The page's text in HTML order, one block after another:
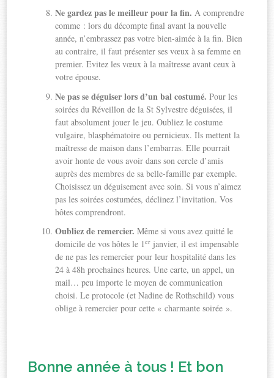
Ne gardez pas le meilleur pour la fin.A comprendre
comme : lors du décompte final avant la nouvelle
année, n’embrassez pas votre bien-aimée à la fin. Bien
au contraire, il faut présenter ses vœux à sa femme en
premier. Evitez les vœux à la maîtresse avant ceux à
votre épouse.
Ne pas se déguiser lors d’un bal costumé. Pour les
soirées du Réveillon de la St Sylvestre déguisées, il
faut absolument jouer le jeu. Oubliez le costume
vulgaire, blasphématoire ou pernicieux. Ils mettent la
maîtresse de maison dans l’embarras. Elle pourrait
avoir honte de vous avoir dans son cercle d’amis
auprès des membres de sa belle-famille par exemple.
Choisissez un déguisement avec soin. Si vous n’aimez
pas les soirées costumées, déclinez l’invitation. Vos
hôtes comprendront.
Oubliez de remercier. Même si vous avez quitté le
domicile de vos hôtes le 1er janvier, il est impensable
de ne pas les remercier pour leur hospitalité dans les
24 à 48h prochaines heures. Une carte, un appel, un
mail… peu importe le moyen de communication
choisi. Le protocole (et Nadine de Rothschild) vous
oblige à remercier pour cette « charmante soirée ».
Bonne année à tous ! Et bon